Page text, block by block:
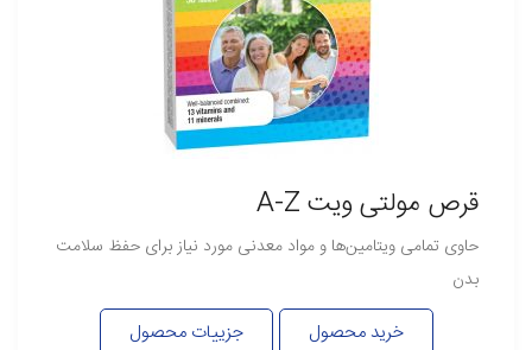
قرص مولتی ویت A-Z
حاوی تمامی ویتامین‌ها و مواد معدنی مورد نیاز برای حفظ سلامت
بدن
خرید محصول جزییات محصول